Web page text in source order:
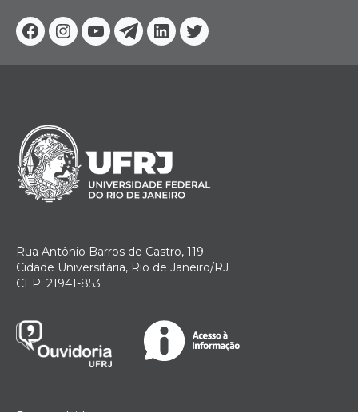
Facebook
Instagram
YoutubeTelegram
Linkedin
Twitter
Rua Antônio Barros de Castro, 119
Cidade Universitária, Rio de Janeiro/RJ
CEP: 21941-853